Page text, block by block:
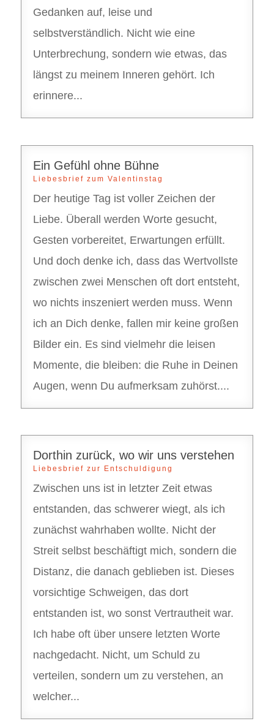
Gedanken auf, leise und
selbstverständlich. Nicht wie eine
Unterbrechung, sondern wie etwas, das
längst zu meinem Inneren gehört. Ich
erinnere...
Ein Gefühl ohne Bühne
Liebesbrief zum Valentinstag
Der heutige Tag ist voller Zeichen der
Liebe. Überall werden Worte gesucht,
Gesten vorbereitet, Erwartungen erfüllt.
Und doch denke ich, dass das Wertvollste
zwischen zwei Menschen oft dort entsteht,
wo nichts inszeniert werden muss. Wenn
ich an Dich denke, fallen mir keine großen
Bilder ein. Es sind vielmehr die leisen
Momente, die bleiben: die Ruhe in Deinen
Augen, wenn Du aufmerksam zuhörst....
Dorthin zurück, wo wir uns verstehen
Liebesbrief zur Entschuldigung
Zwischen uns ist in letzter Zeit etwas
entstanden, das schwerer wiegt, als ich
zunächst wahrhaben wollte. Nicht der
Streit selbst beschäftigt mich, sondern die
Distanz, die danach geblieben ist. Dieses
vorsichtige Schweigen, das dort
entstanden ist, wo sonst Vertrautheit war.
Ich habe oft über unsere letzten Worte
nachgedacht. Nicht, um Schuld zu
verteilen, sondern um zu verstehen, an
welcher...